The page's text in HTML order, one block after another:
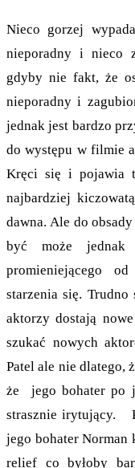
Nieco gorzej
nieporadny i nieco
gdyby nie fakt, że
nieporadny i
jednak jest bardzo
do występu w filmie
Kręci się i pojawia
najbardziej
dawna. Ale do
być może jednak
promieniejącego
starzenia się.
aktorzy dostają
szukać nowych
Patel ale nie dlatego,
że jego bohater po
strasznie irytujący.
jego bohater Norman
relief co byłoby